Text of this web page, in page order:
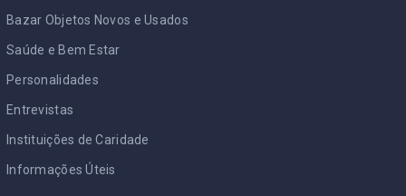
Bazar Objetos Novos e Usados
Saúde e Bem Estar
Personalidades
Entrevistas
Instituições de Caridade
Informações Úteis